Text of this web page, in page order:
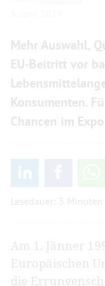
Mehr Auswahl,
EU-Beitritt vor
Konsumenten.
Chancen im
Lesedauer: 3 Minuten
Am 1. Jänner
Europäischen
die